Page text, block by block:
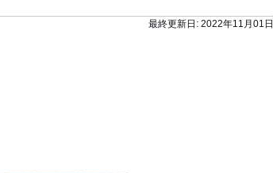
最終更新日: 2022年11月01日